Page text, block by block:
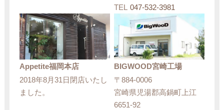
TEL 047-532-3981
Appetite福岡本店
2018年8月31日閉店いたし
ました。
BIGWOOD宮崎工場
〒884-0006
宮崎県児湯郡高鍋町上江
6651-92